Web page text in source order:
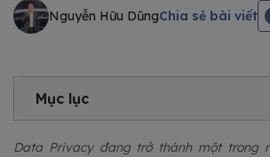
Nguyễn Hữu DũngChia sẻ bài viết
Mục lục
Data Privacy đang trở thành một trong